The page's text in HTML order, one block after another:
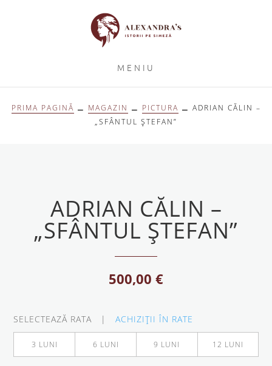
MENIU
PRIMA PAGINĂ ⚊ MAGAZIN ⚊ PICTURA ⚊ ADRIAN CĂLIN –
„SFÂNTUL ȘTEFAN”
ADRIAN CĂLIN –
„SFÂNTUL ȘTEFAN”
500,00 €
SELECTEAZĂ RATA |ACHIZIŢII ÎN RATE
3 LUNI 6 LUNI 9 LUNI 12 LUNI